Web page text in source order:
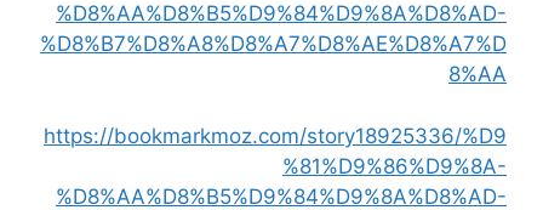
%D8%AA%D8%B5%D9%84%D9%8A%D8%AD-
%D8%B7%D8%A8%D8%A7%D8%AE%D8%A7%D
8%AA
https://bookmarkmoz.com/story18925336/%D9
%81%D9%86%D9%8A-
%D8%AA%D8%B5%D9%84%D9%8A%D8%AD-